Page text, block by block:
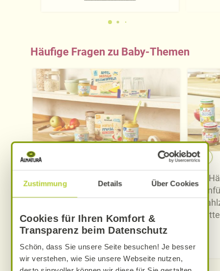
Zustimmung Details Über Cookies
Cookies für Ihren Komfort &
Transparenz beim Datenschutz
Schön, dass Sie unsere Seite besuchen! Je besser
wir verstehen, wie Sie unsere Webseite nutzen,
Häufige Fragen zu Baby-Themen
FAQ: Alnatura Markenprodukte für
Babys und Kleinkinder
Antworten rund um Zubereitung,
Haltbarkeit und Aufbewahrung
von Babygläschen, Babybreien
und mehr.
Jetzt informieren